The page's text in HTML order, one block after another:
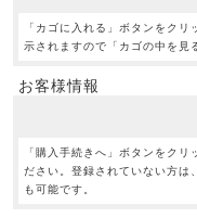
「カゴに入れる」ボタンをク
示されますので「カゴの中を見
お客様情報
「購入手続きへ」ボタンをク
ださい。登録されていない方は
も可能です。